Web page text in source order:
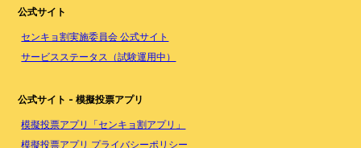
公式サイト
センキョ割実施委員会 公式サイト
サービスステータス（試験運用中）
公式サイト - 模擬投票アプリ
模擬投票アプリ「センキョ割アプリ」
模擬投票アプリ プライバシーポリシー